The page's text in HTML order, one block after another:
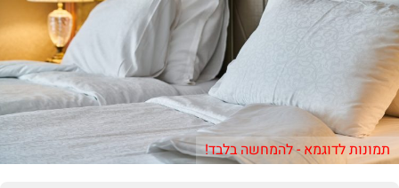
תמונות לדוגמא - להמחשה בלבד!